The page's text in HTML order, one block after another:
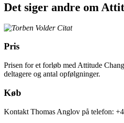
Det siger andre om
Pris
Prisen for et forløb med Attitude
deltagere og antal opfølgninger.
Køb
Kontakt Thomas Anglov på telefon: